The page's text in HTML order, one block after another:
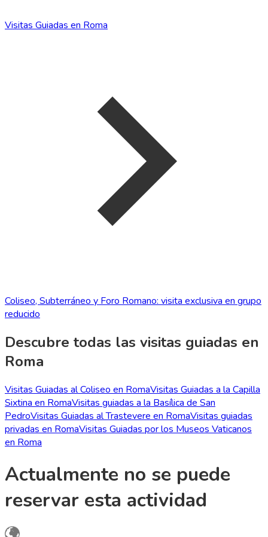
Visitas Guiadas en Roma
Coliseo, Subterráneo y Foro Romano: visita exclusiva en grupo
reducido
Descubre todas las visitas guiadas en
Roma
Visitas Guiadas al Coliseo en RomaVisitas Guiadas a la Capilla
Sixtina en RomaVisitas guiadas a la Basílica de San
PedroVisitas Guiadas al Trastevere en RomaVisitas guiadas
privadas en RomaVisitas Guiadas por los Museos Vaticanos
en Roma
Actualmente no se puede
reservar esta actividad